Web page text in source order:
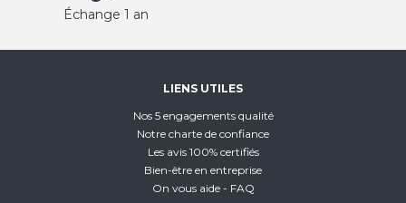
Échange 1 an
LIENS UTILES
Nos 5 engagements qualité
Notre charte de confiance
Les avis 100% certifiés
Bien-être en entreprise
On vous aide - FAQ